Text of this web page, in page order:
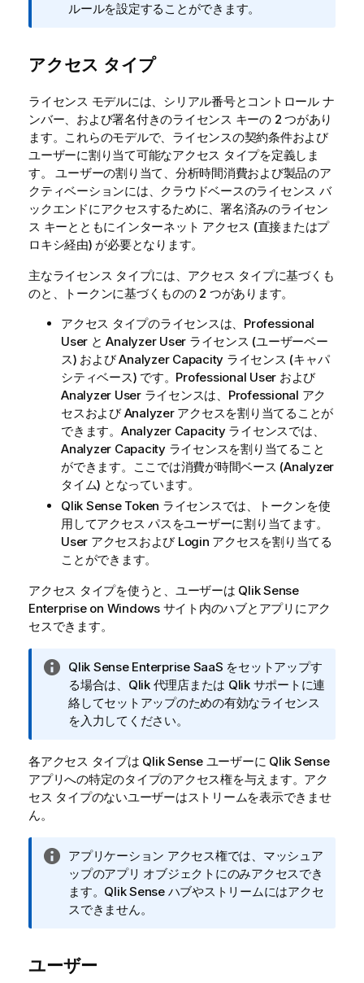
ルールを設定することができます。
アクセス タイプ
ライセンス モデルには、シリアル番号とコントロール ナ
ンバー、および署名付きのライセンス キーの 2 つがあり
ます。これらのモデルで、ライセンスの契約条件および
ユーザーに割り当て可能なアクセス タイプを定義しま
す。 ユーザーの割り当て、分析時間消費および製品のア
クティベーションには、クラウドベースのライセンス バ
ックエンドにアクセスするために、署名済みのライセン
ス キーとともにインターネット アクセス (直接またはプ
ロキシ経由) が必要となります。
主なライセンス タイプには、アクセス タイプに基づくも
のと、トークンに基づくものの 2 つがあります。
アクセス タイプのライセンスは、Professional
User と Analyzer User ライセンス (ユーザーベー
ス) および Analyzer Capacity ライセンス (キャパ
シティベース) です。Professional User および
Analyzer User ライセンスは、Professional アク
セスおよび Analyzer アクセスを割り当てることが
できます。Analyzer Capacity ライセンスでは、
Analyzer Capacity ライセンスを割り当てること
ができます。ここでは消費が時間ベース (Analyzer
タイム) となっています。
Qlik SenseToken ライセンスでは、トークンを使
用してアクセス パスをユーザーに割り当てます。
User アクセスおよび Login アクセスを割り当てる
ことができます。
アクセス タイプを使うと、ユーザーは Qlik Sense
Enterprise on Windowsサイト内のハブとアプリにアク
セスできます。
情
報
メ
モ
Qlik Sense Enterprise SaaS をセットアップす
る場合は、 Qlik代理店または Qlikサポートに連
絡してセットアップのための有効なライセンス
を入力してください。
各アクセス タイプは Qlik Senseユーザーに Qlik Sense
アプリへの特定のタイプのアクセス権を与えます。アク
セス タイプのないユーザーはストリームを表示できませ
ん。
情
報
メ
モ
アプリケーション アクセス権では、マッシュア
ップのアプリ オブジェクトにのみアクセスでき
ます。 Qlik Senseハブやストリームにはアクセ
スできません。
ユーザー